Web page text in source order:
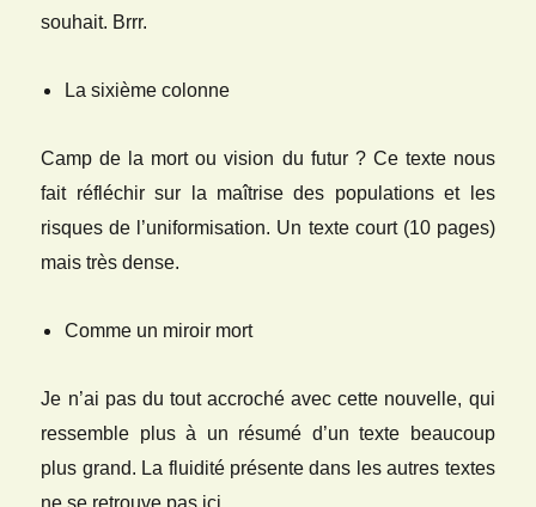
souhait. Brrr.
La sixième colonne
Camp de la mort ou vision du futur ? Ce texte nous
fait réfléchir sur la maîtrise des populations et les
risques de l’uniformisation. Un texte court (10 pages)
mais très dense.
Comme un miroir mort
Je n’ai pas du tout accroché avec cette nouvelle, qui
ressemble plus à un résumé d’un texte beaucoup
plus grand. La fluidité présente dans les autres textes